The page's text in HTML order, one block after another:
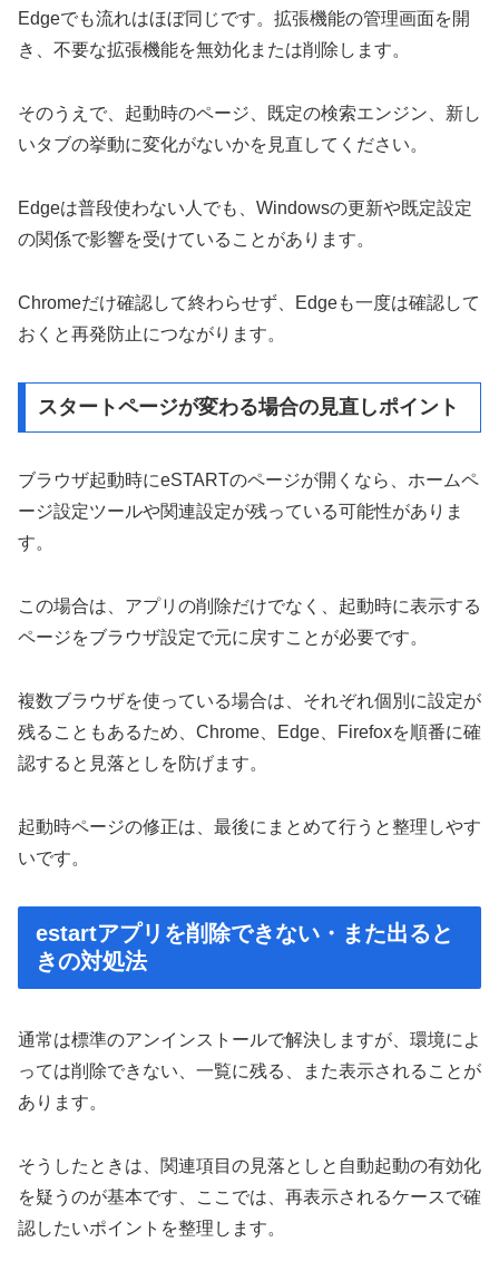
Edgeでも流れはほぼ同じです。拡張機能の管理画面を開
き、不要な拡張機能を無効化または削除します。
そのうえで、起動時のページ、既定の検索エンジン、新し
いタブの挙動に変化がないかを見直してください。
Edgeは普段使わない人でも、Windowsの更新や既定設定
の関係で影響を受けていることがあります。
Chromeだけ確認して終わらせず、Edgeも一度は確認して
おくと再発防止につながります。
スタートページが変わる場合の見直しポイント
ブラウザ起動時にeSTARTのページが開くなら、ホームペ
ージ設定ツールや関連設定が残っている可能性がありま
す。
この場合は、アプリの削除だけでなく、起動時に表示する
ページをブラウザ設定で元に戻すことが必要です。
複数ブラウザを使っている場合は、それぞれ個別に設定が
残ることもあるため、Chrome、Edge、Firefoxを順番に確
認すると見落としを防げます。
起動時ページの修正は、最後にまとめて行うと整理しやす
いです。
estartアプリを削除できない・また出ると
きの対処法
通常は標準のアンインストールで解決しますが、環境によ
っては削除できない、一覧に残る、また表示されることが
あります。
そうしたときは、関連項目の見落としと自動起動の有効化
を疑うのが基本です、ここでは、再表示されるケースで確
認したいポイントを整理します。